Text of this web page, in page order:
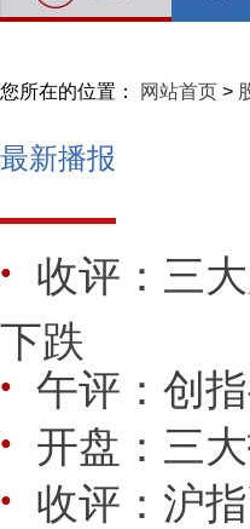
您所在的位置： 网站首页 >
最新播报
● 收评：三
下跌
● 午评：创
● 开盘：三
● 收评：沪